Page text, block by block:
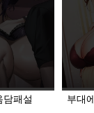
담패설
부대